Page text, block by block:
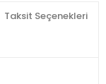
Taksit Seçenekleri